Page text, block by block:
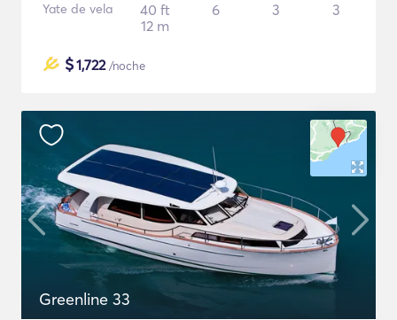
Yate de vela
40 ft
12 m
6 3 3
$1,722/noche
Greenline 33